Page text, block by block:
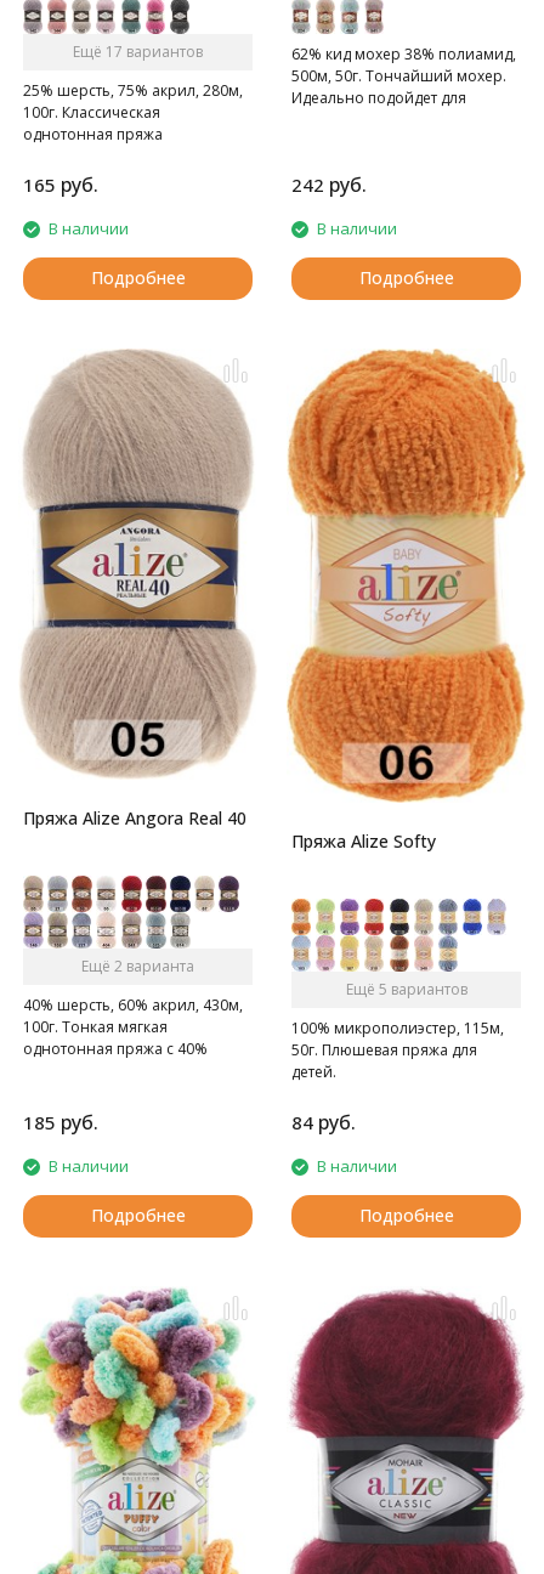
Ещё 17 вариантов
25% шерсть, 75% акрил, 280м,
100г. Классическая
однотонная пряжа
165 руб.
В наличии
Подробнее
62% кид мохер 38% полиамид,
500м, 50г. Тончайший мохер.
Идеально подойдет для
242 руб.
В наличии
Подробнее
Пряжа Alize Angora Real 40
Ещё 2 варианта
40% шерсть, 60% акрил, 430м,
100г. Тонкая мягкая
однотонная пряжа с 40%
185 руб.
В наличии
Подробнее
Пряжа Alize Softy
Ещё 5 вариантов
100% микрополиэстер, 115м,
50г. Плюшевая пряжа для
детей.
84 руб.
В наличии
Подробнее